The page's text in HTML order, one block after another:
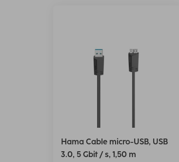
Hama Cable micro-USB, USB
3.0, 5 Gbit / s, 1,50 m